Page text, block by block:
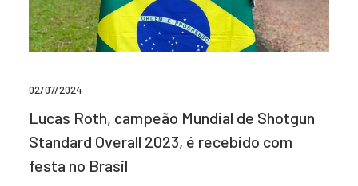
02/07/2024
Lucas Roth, campeão Mundial de Shotgun
Standard Overall 2023, é recebido com
festa no Brasil